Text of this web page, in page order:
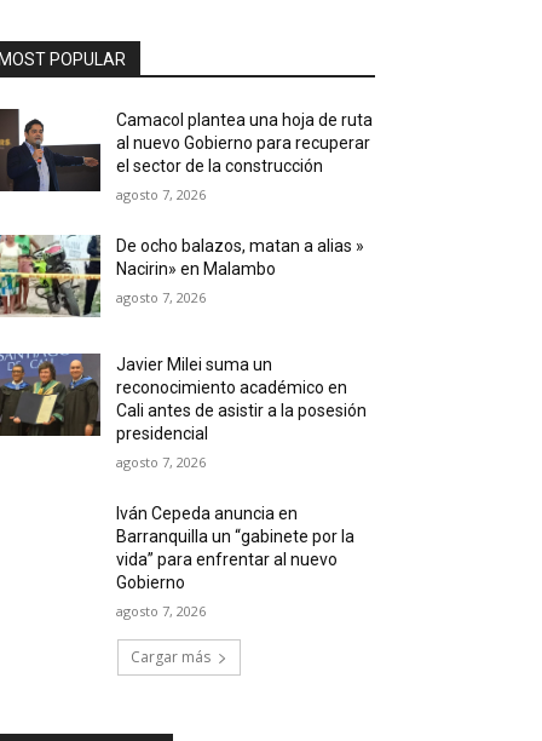
MOST POPULAR
Camacol plantea una hoja de ruta
al nuevo Gobierno para recuperar
el sector de la construcción
agosto 7, 2026
De ocho balazos, matan a alias »
Nacirin» en Malambo
agosto 7, 2026
Javier Milei suma un
reconocimiento académico en
Cali antes de asistir a la posesión
presidencial
agosto 7, 2026
Iván Cepeda anuncia en
Barranquilla un “gabinete por la
vida” para enfrentar al nuevo
Gobierno
agosto 7, 2026
Cargar más